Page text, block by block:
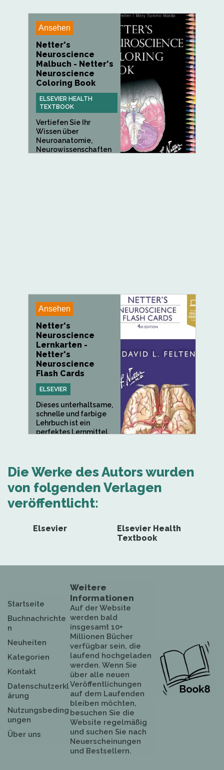
Ansehen
Netter's
Neuroscience
Malbuch - Netter's
Neuroscience
Coloring Book
ELSEVIER HEALTH
TEXTBOOK
Vertiefen Sie Ihr
Wissen über
Neuroanatomie,
Neurowissenschaften
Ansehen
Netter's
Neuroscience
Lernkarten -
Netter's
Neuroscience
Flash Cards
ELSEVIER
Dieses unterhaltsame,
schnelle und farbige
Lehrbuch ist ein
perfektes Lernmittel,
Die Werke des Autors wurden
von folgenden Verlagen
veröffentlicht:
Elsevier
Elsevier Health
Textbook
Startseite
Buchnachrichte
n
Neuheiten
Kategorien
Kontakt
Datenschutzerkl
ärung
Nutzungsbeding
ungen
Über uns
Weitere
Informationen
Auf der Website
werden bald
insgesamt 10+
Millionen Bücher
verfügbar sein, die
laufend hochgeladen
werden. Wenn Sie
über alle neuen
Veröffentlichungen
auf dem Laufenden
bleiben möchten,
besuchen Sie die
Website regelmäßig
und suchen Sie nach
Neuerscheinungen
und Bestsellern.